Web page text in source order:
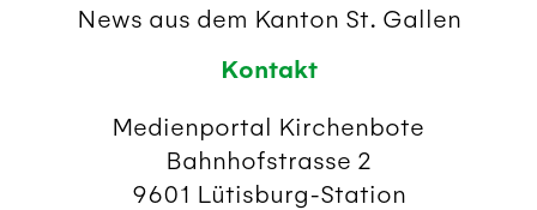
News aus dem Kanton St. Gallen
Kontakt
Medienportal Kirchenbote
Bahnhofstrasse 2
9601 Lütisburg-Station